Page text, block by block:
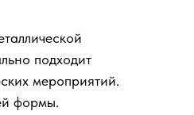
подходит
мероприятий.
формы.